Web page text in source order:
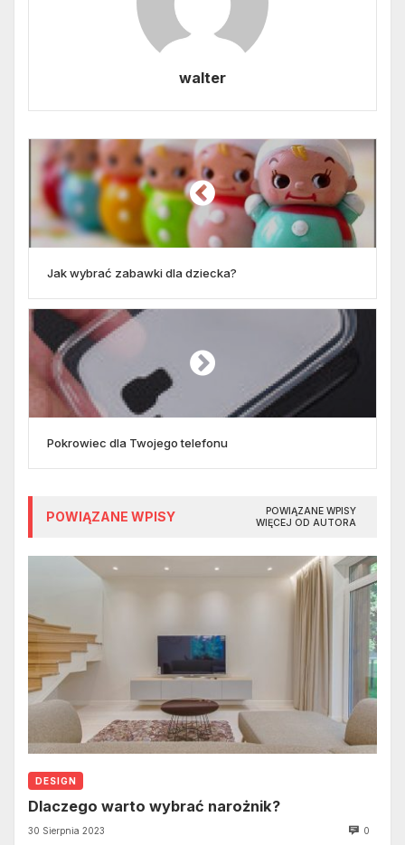
walter
Jak wybrać zabawki dla dziecka?
Pokrowiec dla Twojego telefonu
POWIĄZANE WPISY
POWIĄZANE WPISY
WIĘCEJ OD AUTORA
DESIGN
Dlaczego warto wybrać narożnik?
30 Sierpnia 2023 0